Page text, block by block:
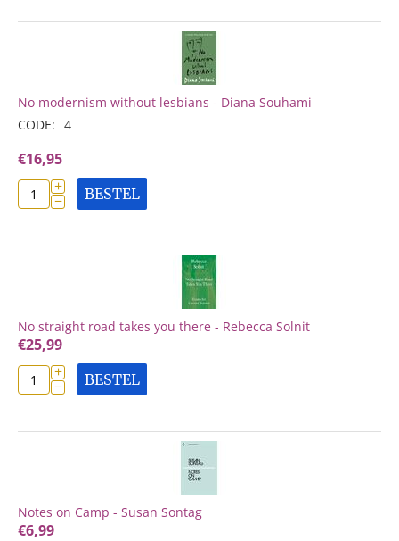
No modernism without lesbians - Diana Souhami
CODE: 4
€16,95
+
− BESTEL
No straight road takes you there - Rebecca Solnit
€25,99
+
− BESTEL
Notes on Camp - Susan Sontag
€6,99